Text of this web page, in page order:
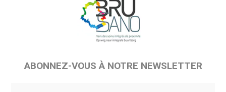
ABONNEZ-VOUS À NOTRE NEWSLETTER